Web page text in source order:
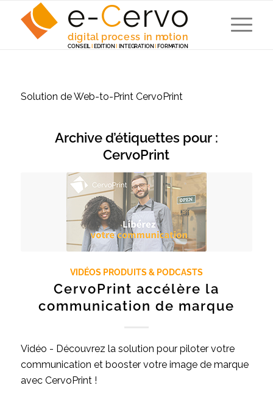
e-Cervo
digital process in motion
CONSEIL EDITION INTEGRATION FORMATION
Solution de Web-to-Print CervoPrint
Archive d’étiquettes pour :
CervoPrint
VIDÉOS PRODUITS & PODCASTS
CervoPrint accélère la
communication de marque
Vidéo - Découvrez la solution pour piloter votre
communication et booster votre image de marque
avec CervoPrint !